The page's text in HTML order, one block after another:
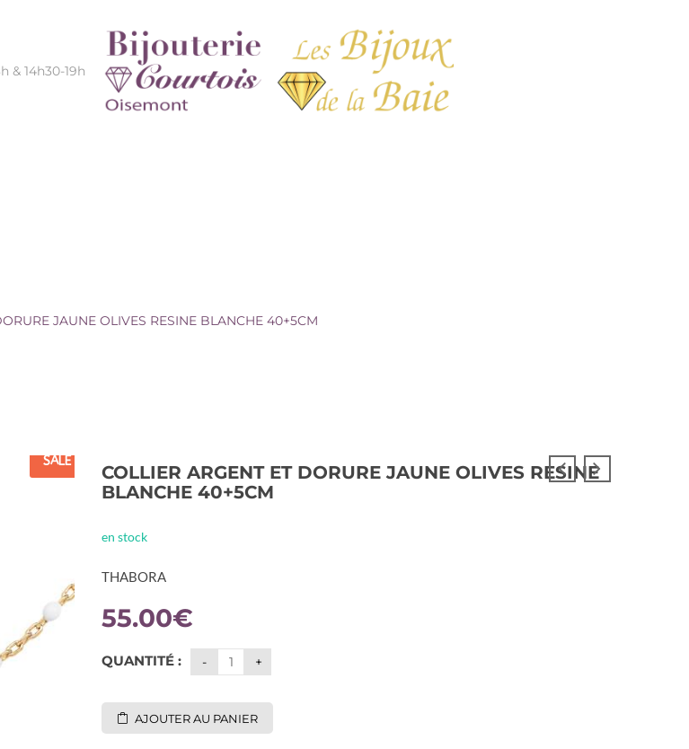
& 14h30-19h
JAUNE OLIVES RESINE BLANCHE 40+5CM
SALE
COLLIER ARGENT ET DORURE JAUNE OLIVES RESINE
BLANCHE 40+5CM
en stock
THABORA
55.00€
QUANTITÉ :
AJOUTER AU PANIER